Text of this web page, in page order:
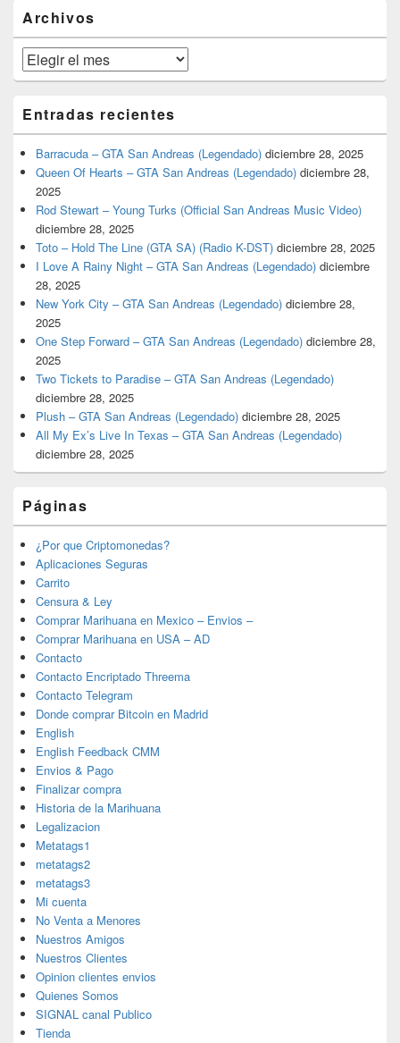
lateral
primaria
Archivos
Archivos
Entradas recientes
Barracuda – GTA San Andreas (Legendado) diciembre 28, 2025
Queen Of Hearts – GTA San Andreas (Legendado) diciembre 28,
2025
Rod Stewart – Young Turks (Official San Andreas Music Video)
diciembre 28, 2025
Toto – Hold The Line (GTA SA) (Radio K-DST) diciembre 28, 2025
I Love A Rainy Night – GTA San Andreas (Legendado) diciembre
28, 2025
New York City – GTA San Andreas (Legendado) diciembre 28,
2025
One Step Forward – GTA San Andreas (Legendado) diciembre 28,
2025
Two Tickets to Paradise – GTA San Andreas (Legendado)
diciembre 28, 2025
Plush – GTA San Andreas (Legendado) diciembre 28, 2025
All My Ex’s Live In Texas – GTA San Andreas (Legendado)
diciembre 28, 2025
Páginas
¿Por que Criptomonedas?
Aplicaciones Seguras
Carrito
Censura & Ley
Comprar Marihuana en Mexico – Envios –
Comprar Marihuana en USA – AD
Contacto
Contacto Encriptado Threema
Contacto Telegram
Donde comprar Bitcoin en Madrid
English
English Feedback CMM
Envios & Pago
Finalizar compra
Historia de la Marihuana
Legalizacion
Metatags1
metatags2
metatags3
Mi cuenta
No Venta a Menores
Nuestros Amigos
Nuestros Clientes
Opinion clientes envios
Quienes Somos
SIGNAL canal Publico
Tienda